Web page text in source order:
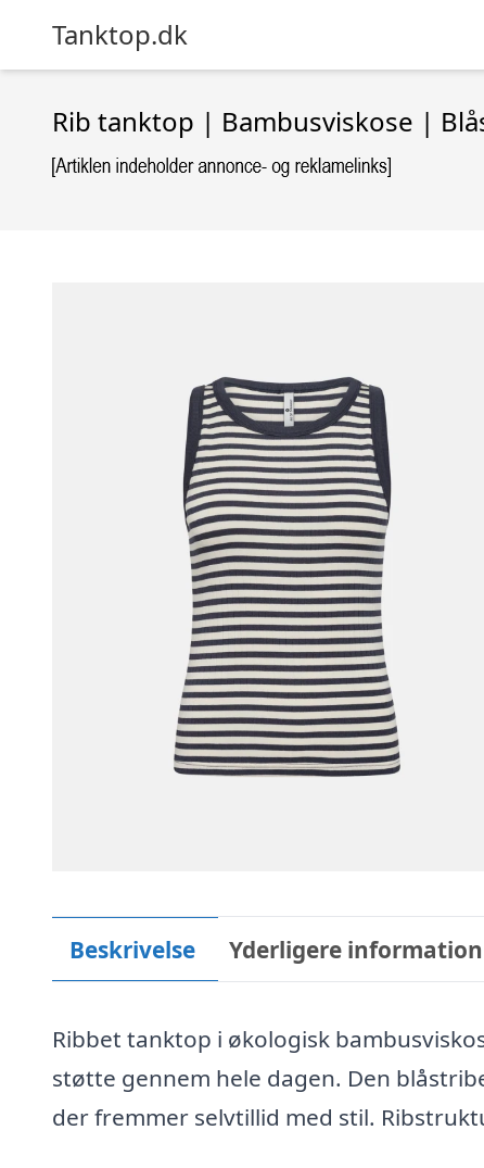
Tanktop.dk
Rib tanktop | Bambusviskose |
Beskrivelse Yderligere information
Ribbet tanktop i økologisk
støtte gennem hele dagen. Den
der fremmer selvtillid med stil.